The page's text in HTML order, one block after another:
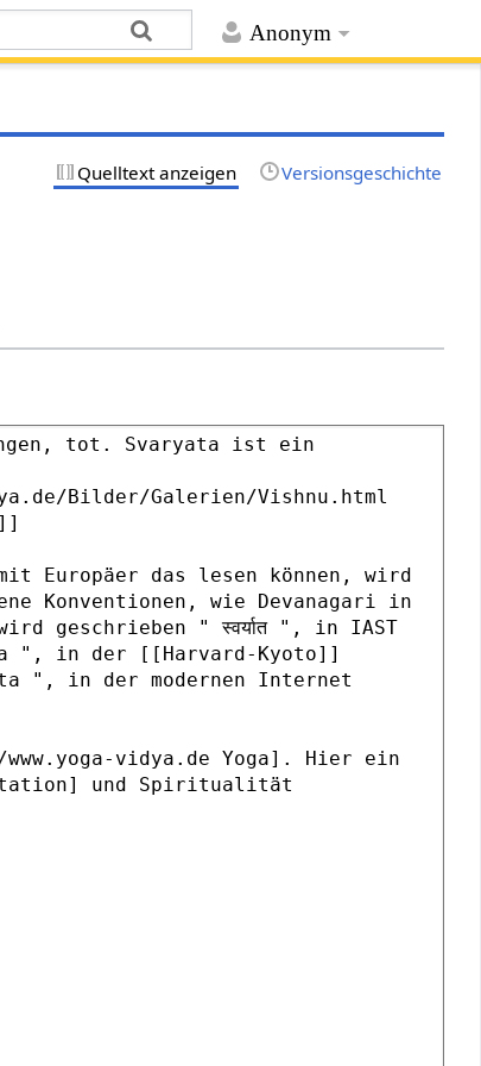
Anonym
Quelltext anzeigen Versionsgeschichte